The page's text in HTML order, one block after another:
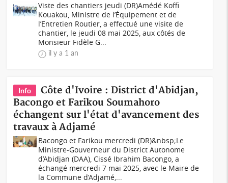
Viste des chantiers jeudi (DR)Amédé Koffi
Kouakou, Ministre de l’Équipement et de
l’Entretien Routier, a effectué une visite de
chantier, le jeudi 08 mai 2025, aux côtés de
Monsieur Fidèle G...
il y a 1 an
Info
Côte d'Ivoire : District d'Abidjan,
Bacongo et Farikou Soumahoro
échangent sur l'état d'avancement des
travaux à Adjamé
Bacongo et Farikou mercredi (DR)&nbsp;Le
Ministre-Gouverneur du District Autonome
d’Abidjan (DAA), Cissé Ibrahim Bacongo, a
échangé mercredi 7 mai 2025, avec le Maire de
la Commune d’Adjamé,...